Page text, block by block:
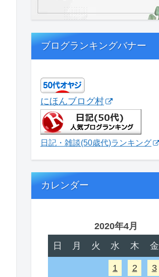
ブログランキングバナー
にほんブログ村
日記・雑談(50歳代)ランキング
カレンダー
2020年4月
日
月 火 水 木 金
1 2 3